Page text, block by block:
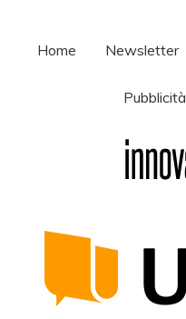
Home Newsletter
Pubblicità